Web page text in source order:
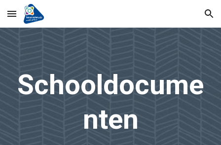
Skip to main content Skip to navigation
Schooldocume
nten